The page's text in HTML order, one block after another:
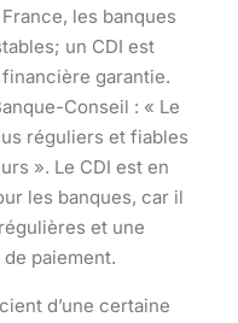
France, les banques
un CDI est
garantie.
Conseil : « Le
réguliers et fiables
». Le CDI est en
les banques, car il
et une
paiement.
d’une certaine